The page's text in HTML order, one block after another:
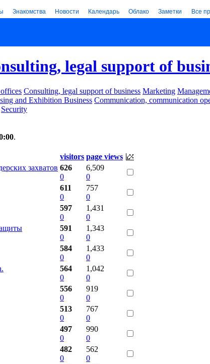
Знакомства Новости Календарь Облако Заметки Все
legal support of
Consulting, legal support of business Marketing
and Exhibition Business Communication, communication
Security
.
visitors page views
захватов 626
0
6,509
0
611
0
757
0
597
0
1,431
0
591
0
1,343
0
584
0
1,433
0
564
0
1,042
0
556
0
919
0
513
0
767
0
497
0
990
0
482
0
562
0